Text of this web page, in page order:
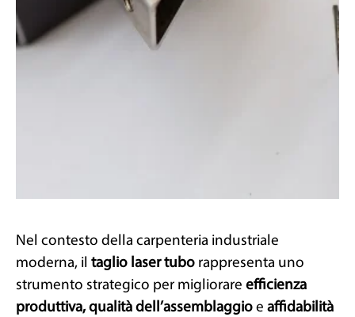
Nel contesto della carpenteria industriale
moderna, il taglio laser tubo rappresenta uno
strumento strategico per migliorare efficienza
produttiva, qualità dell’assemblaggio e affidabilità